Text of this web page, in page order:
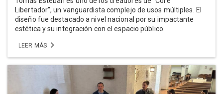
Libertador", un vanguardista complejo de usos múltiples. El
diseño fue destacado a nivel nacional por su impactante
estética y su integración con el espacio público.
LEER MÁS